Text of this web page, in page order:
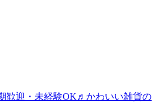
迎・未経験OK♬かわいい雑貨の